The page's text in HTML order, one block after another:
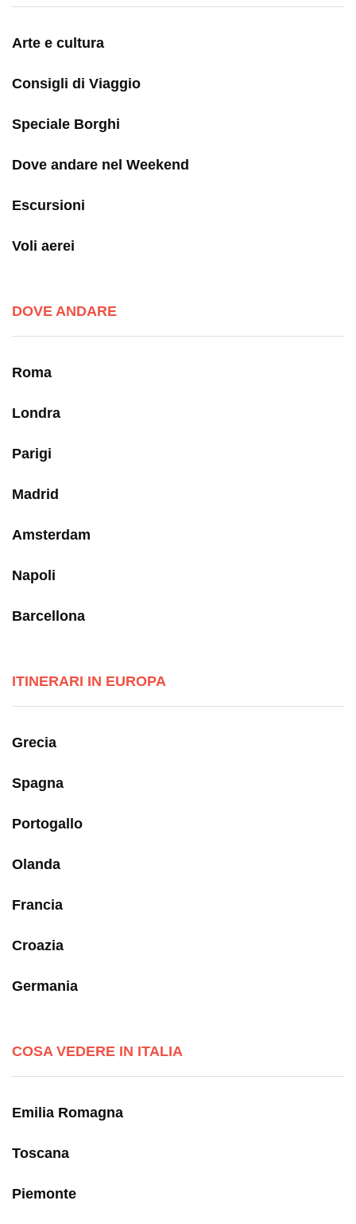
Arte e cultura
Consigli di Viaggio
Speciale Borghi
Dove andare nel Weekend
Escursioni
Voli aerei
DOVE ANDARE
Roma
Londra
Parigi
Madrid
Amsterdam
Napoli
Barcellona
ITINERARI IN EUROPA
Grecia
Spagna
Portogallo
Olanda
Francia
Croazia
Germania
COSA VEDERE IN ITALIA
Emilia Romagna
Toscana
Piemonte